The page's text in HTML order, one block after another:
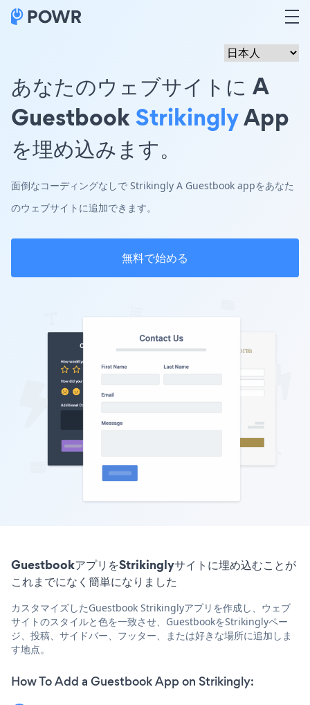
あなたのウェブサイトに A
GuestbookStrikinglyApp
を埋め込みます。
面倒なコーディングなしで Strikingly A Guestbook appをあなた
のウェブサイトに追加できます。
無料で始める
GuestbookアプリをStrikinglyサイトに埋め込むことが
これまでになく簡単になりました
カスタマイズしたGuestbook Strikinglyアプリを作成し、ウェブ
サイトのスタイルと色を一致させ、GuestbookをStrikinglyペー
ジ、投稿、サイドバー、フッター、または好きな場所に追加しま
す地点。
How To Add a Guestbook App on Strikingly: